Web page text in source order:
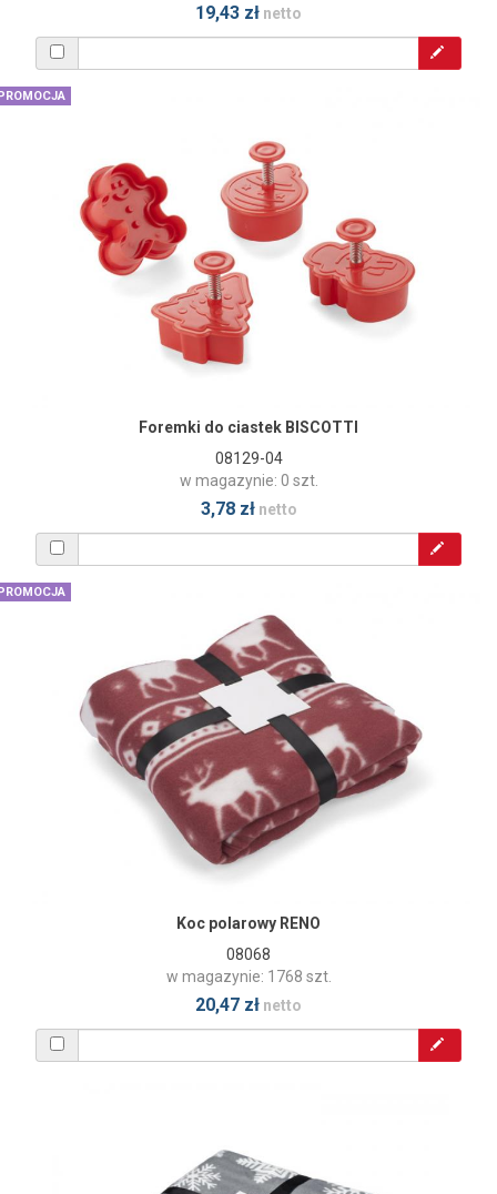
19,43 zł netto
Foremki do ciastek BISCOTTI
08129-04
w magazynie: 0 szt.
3,78 złnetto
Koc polarowy RENO
08068
w magazynie: 1768 szt.
20,47 zł netto